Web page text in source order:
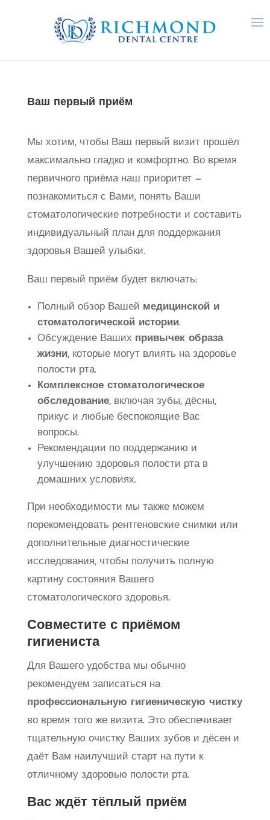
Ваш первый приём
Мы хотим, чтобы Ваш первый визит прошёл
максимально гладко и комфортно. Во время
первичного приёма наш приоритет —
познакомиться с Вами, понять Ваши
стоматологические потребности и составить
индивидуальный план для поддержания
здоровья Вашей улыбки.
Ваш первый приём будет включать:
Полный обзор Вашей медицинской и
стоматологической истории.
Обсуждение Ваших привычек образа
жизни, которые могут влиять на здоровье
полости рта.
Комплексное стоматологическое
обследование, включая зубы, дёсны,
прикус и любые беспокоящие Вас
вопросы.
Рекомендации по поддержанию и
улучшению здоровья полости рта в
домашних условиях.
При необходимости мы также можем
порекомендовать рентгеновские снимки или
дополнительные диагностические
исследования, чтобы получить полную
картину состояния Вашего
стоматологического здоровья.
Совместите с приёмом
гигиениста
Для Вашего удобства мы обычно
рекомендуем записаться на
профессиональную гигиеническую чистку
во время того же визита. Это обеспечивает
тщательную очистку Ваших зубов и дёсен и
даёт Вам наилучший старт на пути к
отличному здоровью полости рта.
Вас ждёт тёплый приём